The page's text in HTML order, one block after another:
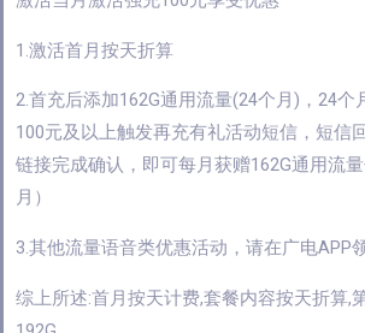
1.激活首月按天折算
2.首充后添加162G通用流量(24个月)，24个
100元及以上触发再充有礼活动短信，短信
链接完成确认，即可每月获赠162G通用流
月）
3.其他流量语音类优惠活动，请在广电APP
综上所述:首月按天计费,套餐内容按天折算,